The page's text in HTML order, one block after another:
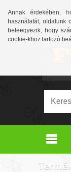
Annak érdekében,
használatát, oldalunk
beleegyezik, hogy
cookie-khoz tartozó